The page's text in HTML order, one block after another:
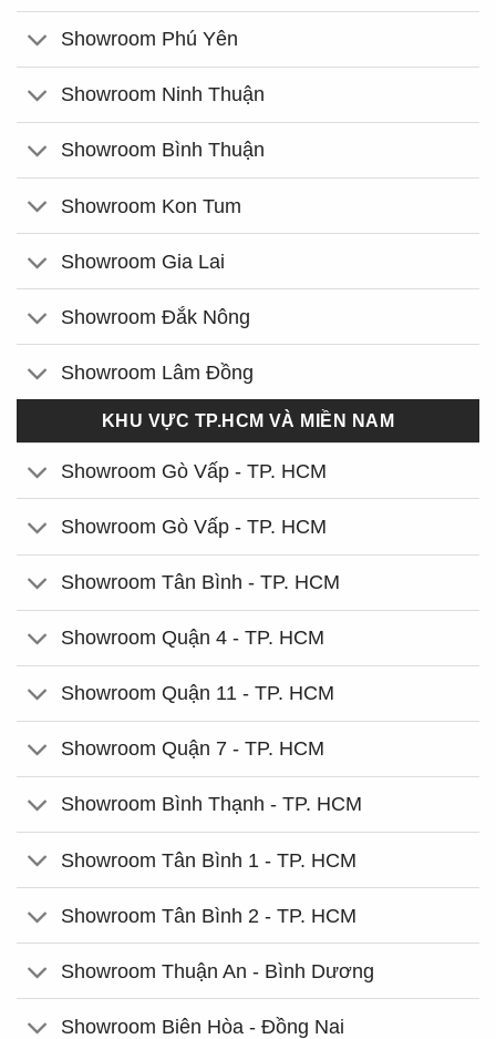
Showroom Phú Yên
Showroom Ninh Thuận
Showroom Bình Thuận
Showroom Kon Tum
Showroom Gia Lai
Showroom Đắk Nông
Showroom Lâm Đồng
KHU VỰC TP.HCM VÀ MIỀN NAM
Showroom Gò Vấp - TP. HCM
Showroom Gò Vấp - TP. HCM
Showroom Tân Bình - TP. HCM
Showroom Quận 4 - TP. HCM
Showroom Quận 11 - TP. HCM
Showroom Quận 7 - TP. HCM
Showroom Bình Thạnh - TP. HCM
Showroom Tân Bình 1 - TP. HCM
Showroom Tân Bình 2 - TP. HCM
Showroom Thuận An - Bình Dương
Showroom Biên Hòa - Đồng Nai